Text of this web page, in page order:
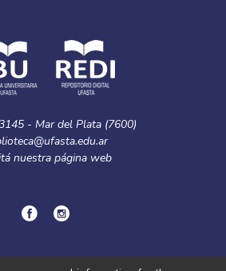
- Mar del Plata (7600)
nuestra página web
Política de privacidad.